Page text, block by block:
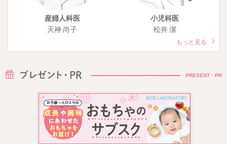
産婦人科医
天神 尚子
小児科医
松井 潔
もっと見る
PRESENT・PR